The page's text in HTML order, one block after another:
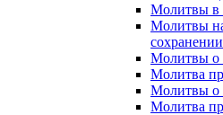
Молитвы в
Молитвы
Молитвы о
Молитва
Молитвы о
Молитва